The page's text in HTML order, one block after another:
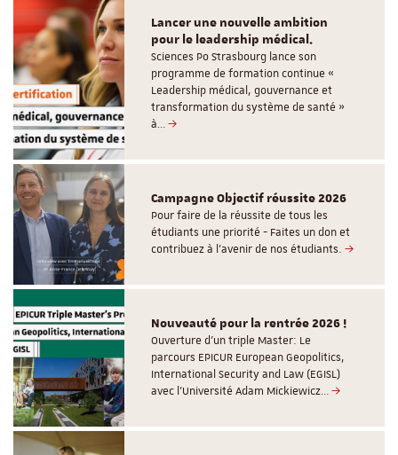
Lancer une nouvelle ambition
pour le leadership médical.
Sciences Po Strasbourg lance son
programme de formation continue «
Leadership médical, gouvernance et
transformation du système de santé »
à…
Campagne Objectif réussite 2026
Pour faire de la réussite de tous les
étudiants une priorité - Faites un don et
contribuez à l’avenir de nos étudiants.
Nouveauté pour la rentrée 2026 !
Ouverture d'un triple Master: Le
parcours EPICUR European Geopolitics,
International Security and Law (EGISL)
avec l’Université Adam Mickiewicz…